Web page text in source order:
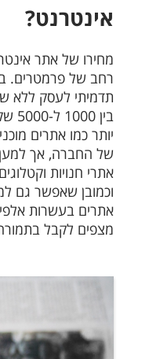
אינטרנט?
מחירו של אתר
רחב של פרמטרים.
תדמיתי לעסק ללא
יותר כמו אתרים
של החברה, אך
וכמובן שאפשר גם
אתרים בעשרות
מצפים לקבל